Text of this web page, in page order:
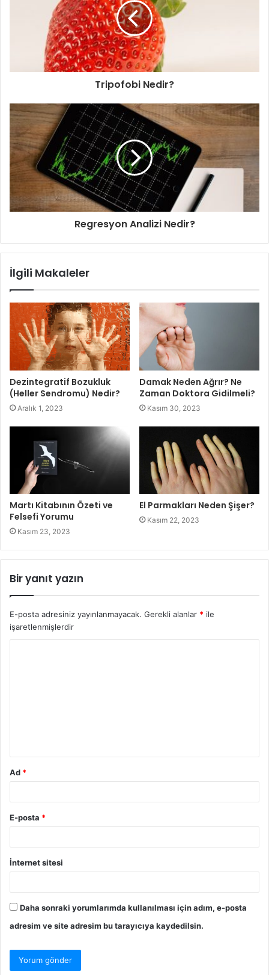
Tripofobi Nedir?
Regresyon Analizi Nedir?
İlgili Makaleler
Dezintegratif Bozukluk
(Heller Sendromu) Nedir?
Aralık 1, 2023
Damak Neden Ağrır? Ne
Zaman Doktora Gidilmeli?
Kasım 30, 2023
Martı Kitabının Özeti ve
Felsefi Yorumu
Kasım 23, 2023
El Parmakları Neden Şişer?
Kasım 22, 2023
Bir yanıt yazın
E-posta adresiniz yayınlanmayacak. Gerekli alanlar * ile
işaretlenmişlerdir
Ad *
E-posta *
İnternet sitesi
Daha sonraki yorumlarımda kullanılması için adım, e-posta
adresim ve site adresim bu tarayıcıya kaydedilsin.